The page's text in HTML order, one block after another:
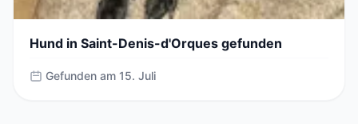
Hund in Saint-Denis-d'Orques gefunden
Gefunden am 15. Juli